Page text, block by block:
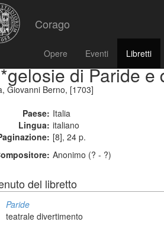
Corago
Opere Eventi Libretti
di Paride e
Giovanni Berno, [1703]
Paese: Italia
Lingua: italiano
[8], 24 p.
Anonimo (? - ?)
del libretto
Paride
teatrale divertimento